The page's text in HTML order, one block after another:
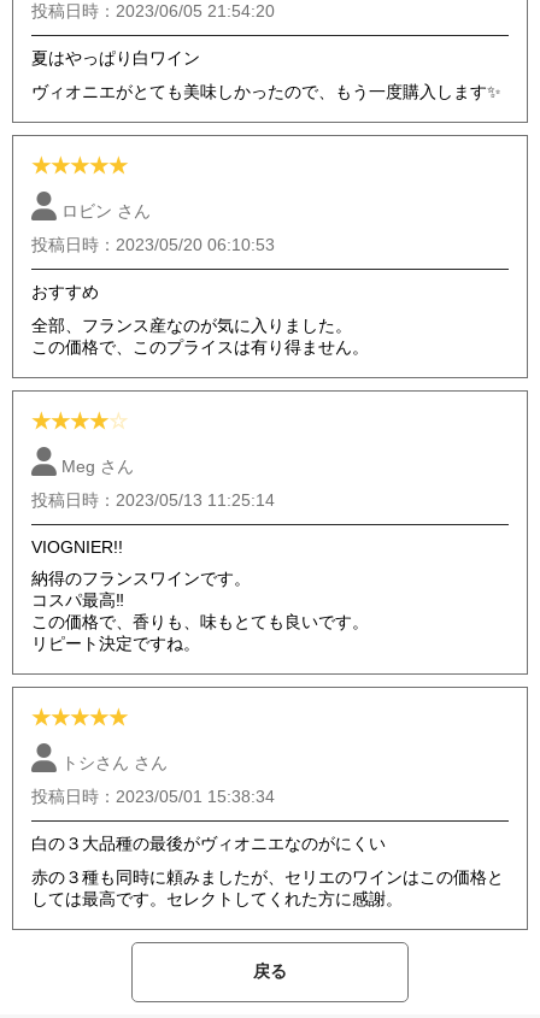
投稿日時：2023/06/05 21:54:20
夏はやっぱり白ワイン
ヴィオニエがとても美味しかったので、もう一度購入します✨
★★★★★
ロビン さん
投稿日時：2023/05/20 06:10:53
おすすめ
全部、フランス産なのが気に入りました。
この価格で、このプライスは有り得ません。
★★★★☆
Meg さん
投稿日時：2023/05/13 11:25:14
VIOGNIER!!
納得のフランスワインです。
コスパ最高‼
この価格で、香りも、味もとても良いです。
リピート決定ですね。
★★★★★
トシさん さん
投稿日時：2023/05/01 15:38:34
白の３大品種の最後がヴィオニエなのがにくい
赤の３種も同時に頼みましたが、セリエのワインはこの価格と
しては最高です。セレクトしてくれた方に感謝。
戻る